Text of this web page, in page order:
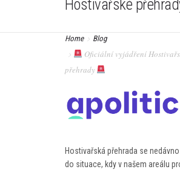
Hostivařské
Home Blog
Oficiální vyjádření
přehrady
Hostivařská přehrada se
do situace, kdy v našem areálu